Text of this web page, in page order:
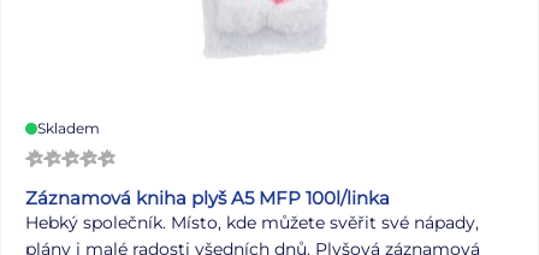
Skladem
Záznamová kniha plyš A5 MFP 100l/linka
Hebký společník. Místo, kde můžete svěřit své nápady,
plány i malé radosti všedních dnů. Plyšová záznamová